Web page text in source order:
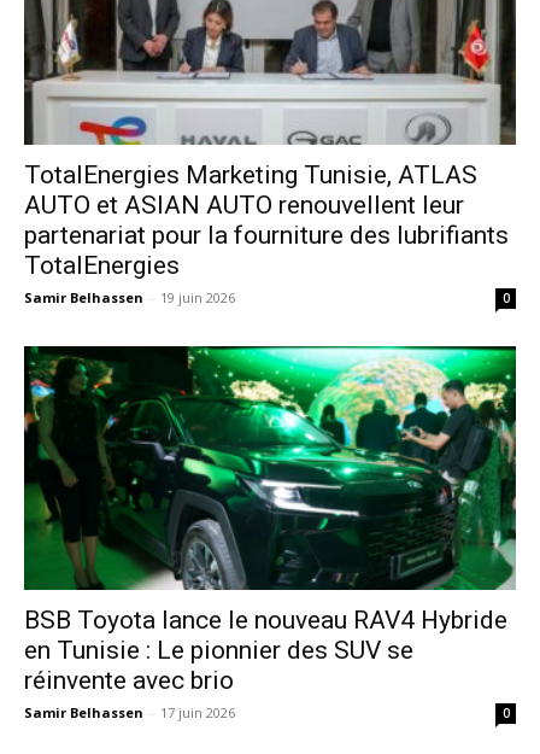
TotalEnergies Marketing Tunisie, ATLAS
AUTO et ASIAN AUTO renouvellent leur
partenariat pour la fourniture des lubrifiants
TotalEnergies
Samir Belhassen - 19 juin 2026 0
​BSB Toyota lance le nouveau RAV4 Hybride
en Tunisie : Le pionnier des SUV se
réinvente avec brio
Samir Belhassen - 17 juin 2026 0